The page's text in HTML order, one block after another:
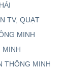
TV, QUẠT
MINH
MINH
THÔNG MINH